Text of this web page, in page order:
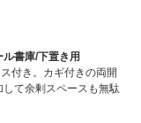
書庫/下置き用
付き。カギ付きの両開
て余剰スペースも無駄